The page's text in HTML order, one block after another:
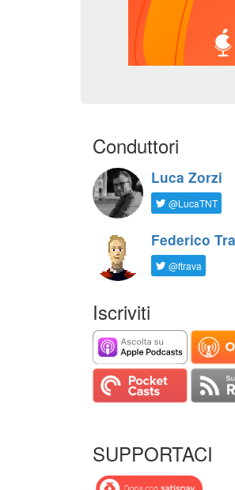
Conduttori
Luca Zorzi
@LucaTNT
Federico
@ftrava
Iscriviti
SUPPORTACI